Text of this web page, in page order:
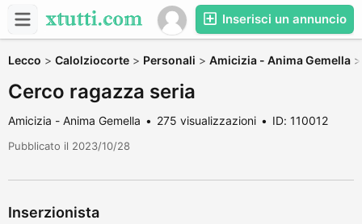
Inserisci un annuncio
Lecco > Calolziocorte > Personali > Amicizia - Anima Gemella
Cerco ragazza seria
Amicizia - Anima Gemella 275 visualizzazioni ID: 110012
Pubblicato il 2023/10/28
Inserzionista